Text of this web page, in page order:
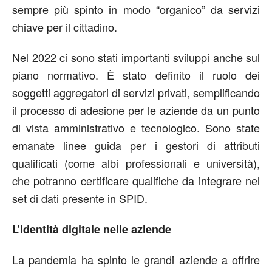
sempre più spinto in modo “organico” da servizi
chiave per il cittadino.
Nel 2022 ci sono stati importanti sviluppi anche sul
piano normativo. È stato definito il ruolo dei
soggetti aggregatori di servizi privati, semplificando
il processo di adesione per le aziende da un punto
di vista amministrativo e tecnologico. Sono state
emanate linee guida per i gestori di attributi
qualificati (come albi professionali e università),
che potranno certificare qualifiche da integrare nel
set di dati presente in SPID.
L’identità digitale nelle aziende
La pandemia ha spinto le grandi aziende a offrire